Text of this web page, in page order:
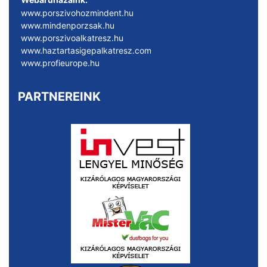
www.porszivohozmindent.hu
www.mindenporzsak.hu
www.porszivoalkatresz.hu
www.haztartasigepalkatresz.com
www.profieurope.hu
PARTNEREINK